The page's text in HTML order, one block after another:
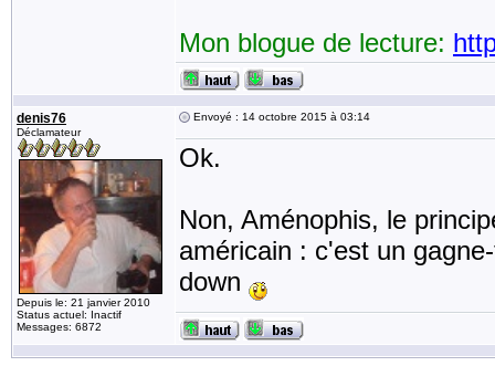
Mon blogue de lecture:
denis76
Déclamateur
Depuis le: 21 janvier 2010
Status actuel: Inactif
Messages: 6872
Envoyé : 14 octobre 2015 à 03:14
Ok.
Non, Aménophis, le
américain : c'est un
down